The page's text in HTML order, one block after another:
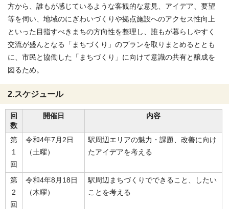
方から、誰もが感じているような客観的な意見、アイデア、要望
等を伺い、地域のにぎわいづくりや拠点施設へのアクセス性向上
といった目指すべきまちの方向性を整理し、誰もが暮らしやすく
交流が盛んとなる「まちづくり」のプランを取りまとめるととも
に、市民と協働した「まちづくり」に向けて意識の共有と醸成を
図るため。
2.スケジュール
回
数
開催日 内容
第
1
回
令和4年7月2日
（土曜）
駅周辺エリアの魅力・課題、改善に向け
たアイデアを考える
第
2
回
令和4年8月18日
（木曜）
駅周辺まちづくりでできること、したい
ことを考える